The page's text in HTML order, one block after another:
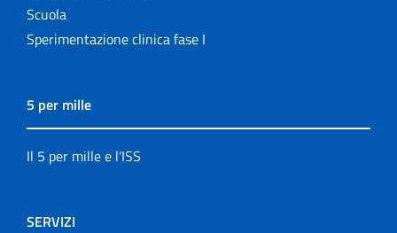
Scuola
Sperimentazione clinica fase I
5 per mille
Il 5 per mille e l'ISS
SERVIZI